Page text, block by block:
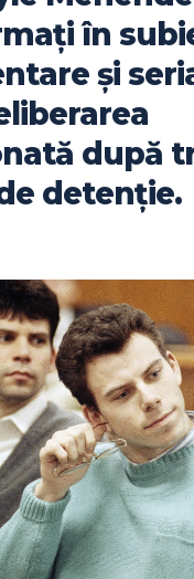
în
și
după
detenție.